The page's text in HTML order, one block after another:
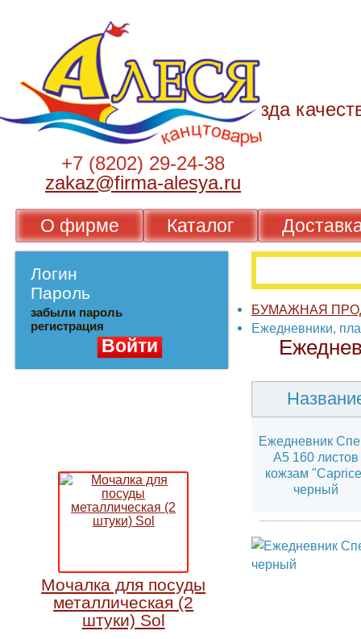
+7 (8202) 29-24-38
zakaz@firma-alesya.ru
О фирме Каталог
Логин
Пароль
забыли пароль
регистрация
Мочалка для посуды
металлическая (2
БУМАЖНАЯ
Ежедневники,
Ежедневник
А5 160
кожзам